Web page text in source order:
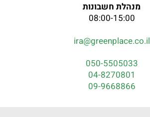
מנהלת חשבונות
08:00-15:00
ira@greenplace.co.il
050-5505033
04-8270801
09-9668866